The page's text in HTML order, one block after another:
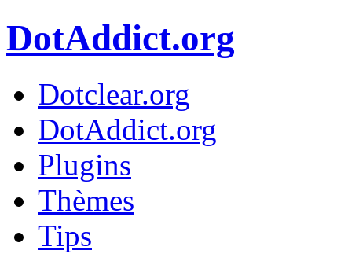
DotAddict.org
Dotclear.org
DotAddict.org
Plugins
Thèmes
Tips